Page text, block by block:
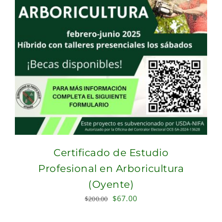
Certificado de Estudio
Profesional en Arboricultura
(Oyente)
$200.00 Original
$67.00